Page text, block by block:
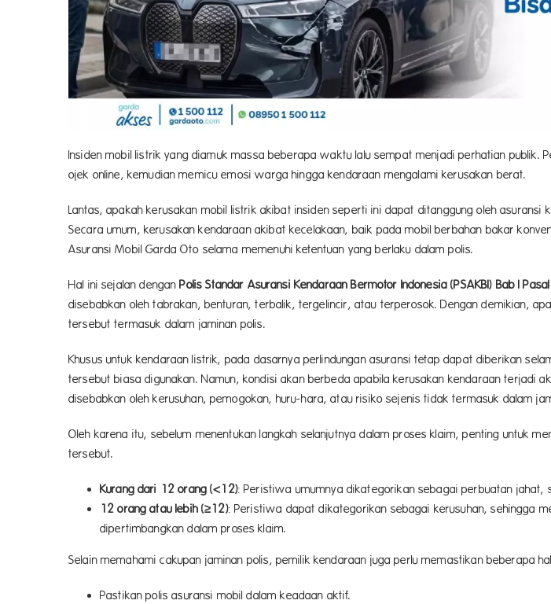
Insiden mobil listrik yang diamuk massa beberapa waktu lalu sempat menjadi perhatian
ojek online, kemudian memicu emosi warga hingga kendaraan mengalami kerusakan berat.
Lantas, apakah kerusakan mobil listrik akibat insiden seperti ini dapat ditanggung oleh asuransi
Secara umum, kerusakan kendaraan akibat kecelakaan, baik pada mobil berbahan bakar
Asuransi Mobil Garda Oto selama memenuhi ketentuan yang berlaku dalam polis.
Hal ini sejalan denganPolis Standar Asuransi Kendaraan Bermotor Indonesia (PSAKBI) Bab I
disebabkan oleh tabrakan, benturan, terbalik, tergelincir, atau terperosok. Dengan demikian,
tersebut termasuk dalam jaminan polis.
Khusus untuk kendaraan listrik, pada dasarnya perlindungan asuransi tetap dapat diberikan
tersebut biasa digunakan. Namun, kondisi akan berbeda apabila kerusakan kendaraan terjadi
disebabkan oleh kerusuhan, pemogokan, huru-hara, atau risiko sejenis tidak termasuk dalam
Oleh karena itu, sebelum menentukan langkah selanjutnya dalam proses klaim, penting untuk
tersebut.
Kurang dari 12 orang (<12): Peristiwa umumnya dikategorikan sebagai perbuatan jahat,
12 orang atau lebih (≥12): Peristiwa dapat dikategorikan sebagai kerusuhan, sehingga
dipertimbangkan dalam proses klaim.
Selain memahami cakupan jaminan polis, pemilik kendaraan juga perlu memastikan beberapa
Pastikan polis asuransi mobil dalam keadaan aktif.